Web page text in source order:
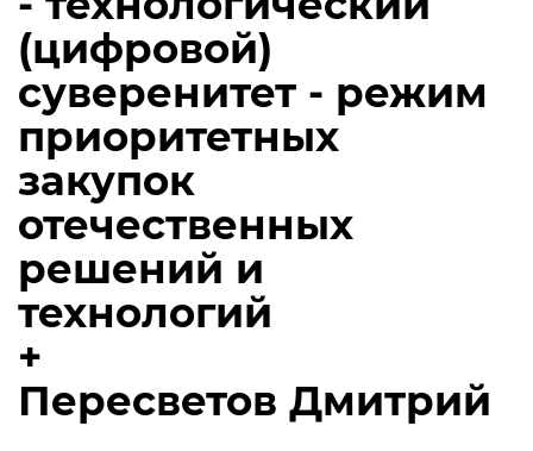
(цифровой)
суверенитет - режим
приоритетных
закупок
отечественных
решений и
технологий
+
Пересветов Дмитрий